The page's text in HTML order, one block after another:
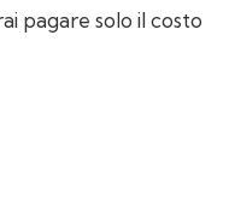
pagare solo il costo